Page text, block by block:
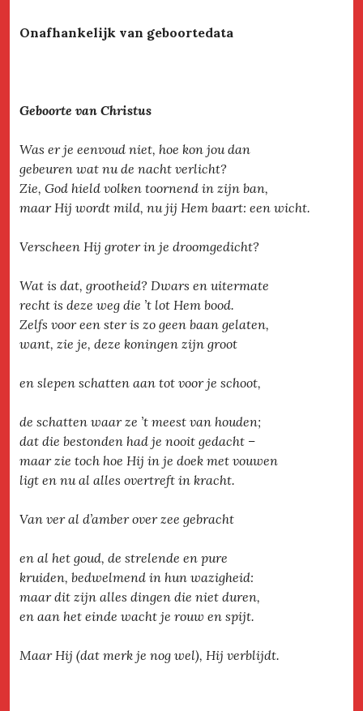
Onafhankelijk van geboortedata
Geboorte van Christus
Was er je eenvoud niet, hoe kon jou dan
gebeuren wat nu de nacht verlicht?
Zie, God hield volken toornend in zijn ban,
maar Hij wordt mild, nu jij Hem baart: een wicht.
Verscheen Hij groter in je droomgedicht?
Wat is dat, grootheid? Dwars en uitermate
recht is deze weg die ’t lot Hem bood.
Zelfs voor een ster is zo geen baan gelaten,
want, zie je, deze koningen zijn groot
en slepen schatten aan tot voor je schoot,
de schatten waar ze ’t meest van houden;
dat die bestonden had je nooit gedacht –
maar zie toch hoe Hij in je doek met vouwen
ligt en nu al alles overtreft in kracht.
Van ver al d’amber over zee gebracht
en al het goud, de strelende en pure
kruiden, bedwelmend in hun wazigheid:
maar dit zijn alles dingen die niet duren,
en aan het einde wacht je rouw en spijt.
Maar Hij (dat merk je nog wel), Hij verblijdt.